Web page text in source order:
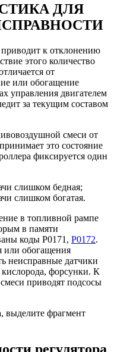
ДЛЯ
к отклонению
этого количество
от
или обогащение
управления двигателем
за текущим составом
смеси от
это состояние
фиксируется один
слишком бедная;
слишком богатая.
в топливной рампе
в памяти
коды Р0171, Р0172.
или обогащения
неисправные датчики
кислорода, форсунки. К
приводят подсосы
выделите фрагмент
регулятора